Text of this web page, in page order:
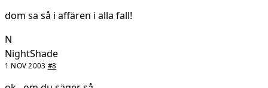
dom sa så i affären i alla fall!
N
NightShade
1 NOV 2003 #8